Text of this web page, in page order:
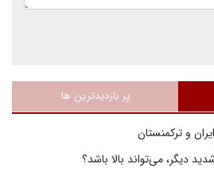
پر بازدیدترین ها
و ترکمنستان
دیگر، می‌تواند بالا باشد؟